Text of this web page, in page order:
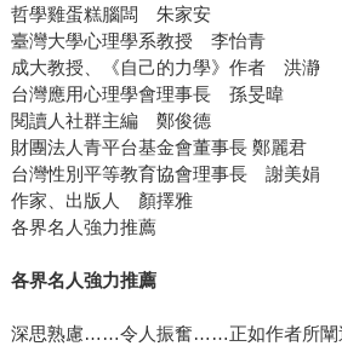
哲學雞蛋糕腦闆 朱家安
臺灣大學心理學系教授 李怡青
成大教授、《自己的力學》作者 洪瀞
台灣應用心理學會理事長 孫旻暐
閱讀人社群主編 鄭俊德
財團法人青平台基金會董事長 鄭麗君
台灣性別平等教育協會理事長 謝美娟
作家、出版人 顏擇雅
各界名人強力推薦
各界名人強力推薦
深思熟慮……令人振奮……正如作者所闡